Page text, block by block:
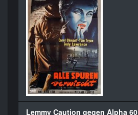
Lemmy Caution gegen Alpha 60